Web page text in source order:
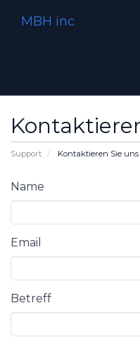
MBH inc
Support Kontaktieren Sie uns
Name
Email
Betreff